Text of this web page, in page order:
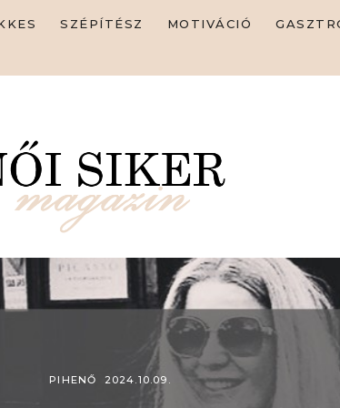
SZÉPÍTÉSZ MOTIVÁCIÓ
PIHENŐ 2024.10.09.